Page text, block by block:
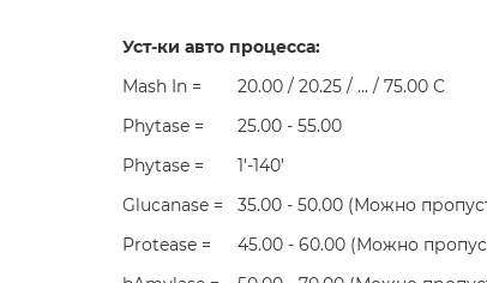
Уст-ки авто процесса:
Mash In =
20.00 / 20.25 / ... / 75.00 C
Phytase =
25.00 - 55.00
Phytase =
1'-140'
Glucanase =
35.00 - 50.00 (Можно
Protease =
45.00 - 60.00 (Можно